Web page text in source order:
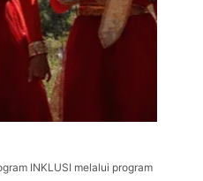
INKLUSI melalui program